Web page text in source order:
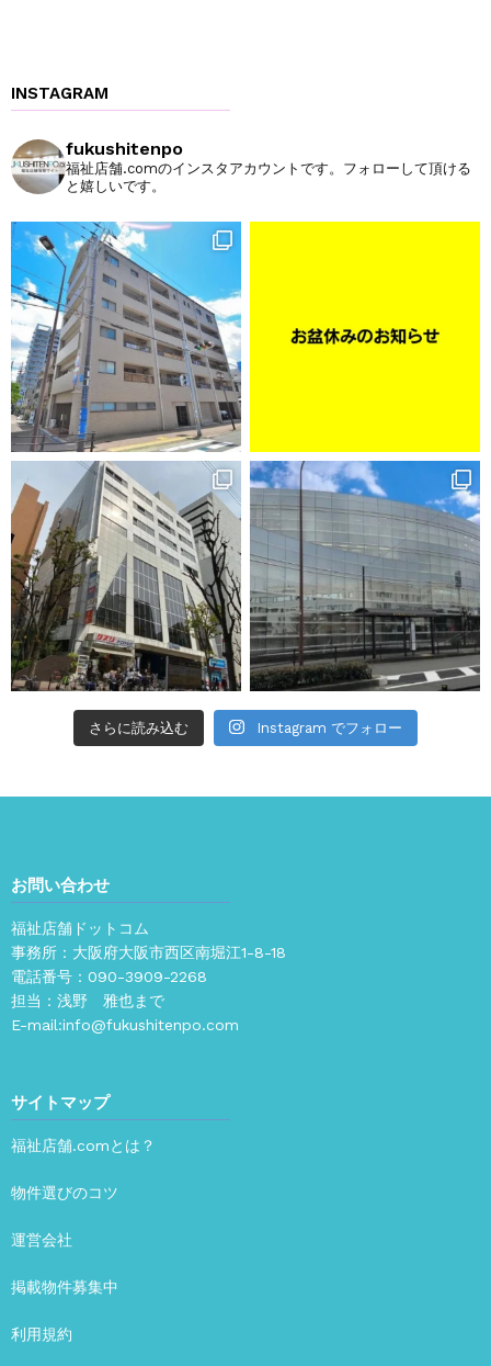
INSTAGRAM
fukushitenpo
福祉店舗.comのインスタアカウントです。フォローして頂ける
と嬉しいです。
さらに読み込む Instagram でフォロー
お問い合わせ
福祉店舗ドットコム
事務所：大阪府大阪市西区南堀江1-8-18
電話番号： 090-3909-2268
担当：浅野 雅也まで
E-mail:info@fukushitenpo.com
サイトマップ
福祉店舗.comとは？
物件選びのコツ
運営会社
掲載物件募集中
利用規約